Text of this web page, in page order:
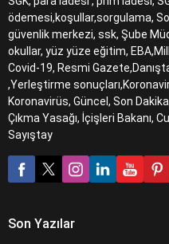
ödemesi,koşullar,sorgulama,
güvenlik merkezi, ssk, Şube
okullar, yüz yüze eğitim,
Covid-19, Resmi
,Yerleştirme
Koronavirüs, Güncel, Son
Çıkma Yasağı, İçişleri Bakanı,
Sayıştay
Son Yazılar